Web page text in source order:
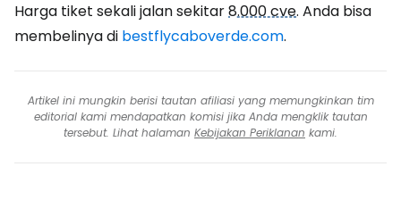
Harga tiket sekali jalan sekitar8.000 cve. Anda bisa
membelinya di bestflycaboverde.com.
Artikel ini mungkin berisi tautan afiliasi yang memungkinkan tim
editorial kami mendapatkan komisi jika Anda mengklik tautan
tersebut. Lihat halaman Kebijakan Periklanan kami.